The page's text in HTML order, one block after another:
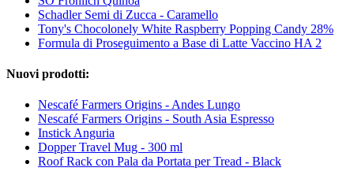
Schadler Semi di Zucca - Caramello
Tony's Chocolonely White Raspberry Popping Candy 28%
Formula di Proseguimento a Base di Latte Vaccino HA 2
Nuovi prodotti:
Nescafé Farmers Origins - Andes Lungo
Nescafé Farmers Origins - South Asia Espresso
Instick Anguria
Dopper Travel Mug - 300 ml
Roof Rack con Pala da Portata per Tread - Black